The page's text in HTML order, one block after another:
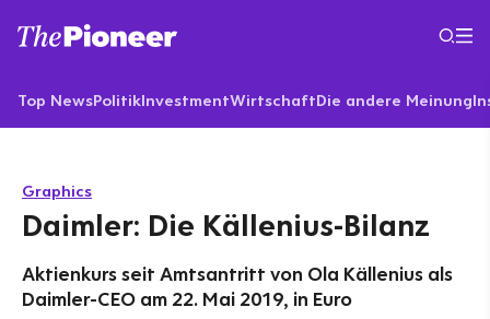
Top NewsPolitikInvestmentWirtschaftDie andere Meinung
Graphics
Daimler: Die Källenius-Bilanz
Aktienkurs seit Amtsantritt von Ola Källenius als
Daimler-CEO am 22. Mai 2019, in Euro